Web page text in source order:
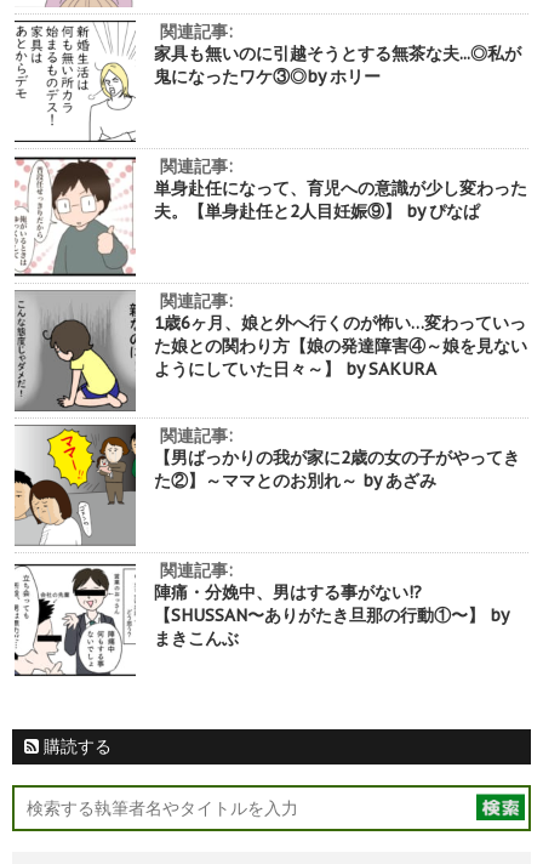
関連記事:
家具も無いのに引越そうとする無茶な夫...◎私が
鬼になったワケ③◎by ホリー
関連記事:
単身赴任になって、育児への意識が少し変わった
夫。【単身赴任と2人目妊娠⑨】 by ぴなぱ
関連記事:
1歳6ヶ月、娘と外へ行くのが怖い…変わっていっ
た娘との関わり方【娘の発達障害④～娘を見ない
ようにしていた日々～】 by SAKURA
関連記事:
【男ばっかりの我が家に2歳の女の子がやってき
た②】～ママとのお別れ～ by あざみ
関連記事:
陣痛・分娩中、男はする事がない!?
【SHUSSAN〜ありがたき旦那の行動①〜】 by
まきこんぶ
購読する